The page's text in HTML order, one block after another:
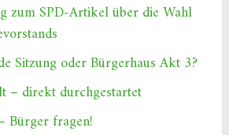
zum SPD‑Artikel über die Wahl
Sitzung oder Bürgerhaus Akt 3?
– direkt durchgestartet
Bürger fragen!